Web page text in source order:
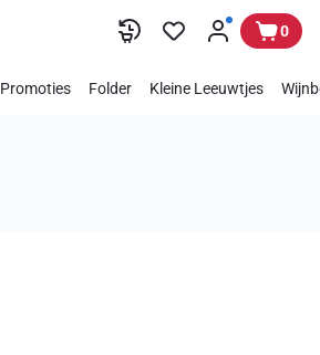
0
Promoties Folder Kleine Leeuwtjes